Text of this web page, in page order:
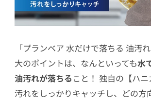
「プランベア 水だけで落ちる 油汚
大のポイントは、なんといっても水
油汚れが落ちる こと！ 独自の【ハ
汚れをしっかりキャッチし、どの方